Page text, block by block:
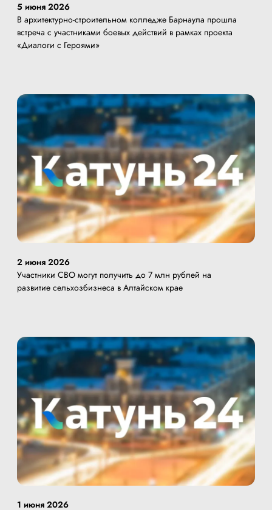
5 июня 2026
В архитектурно-строительном колледже Барнаула прошла
встреча с участниками боевых действий в рамках проекта
«Диалоги с Героями»
2 июня 2026
Участники СВО могут получить до 7 млн рублей на
развитие сельхозбизнеса в Алтайском крае
1 июня 2026